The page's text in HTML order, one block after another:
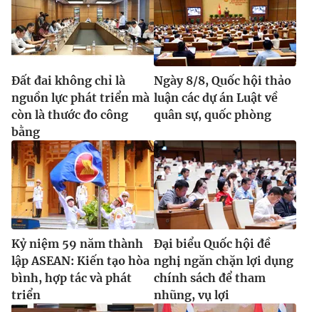
Đất đai không chỉ là
nguồn lực phát triển mà
còn là thước đo công
bằng
Ngày 8/8, Quốc hội thảo
luận các dự án Luật về
quân sự, quốc phòng
Kỷ niệm 59 năm thành
lập ASEAN: Kiến tạo hòa
bình, hợp tác và phát
triển
Đại biểu Quốc hội đề
nghị ngăn chặn lợi dụng
chính sách để tham
nhũng, vụ lợi